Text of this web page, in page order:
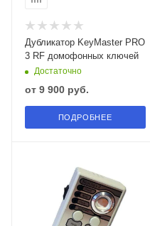
Дубликатор KeyMaster PRO
3 RF домофонных ключей
Достаточно
от 9 900 руб.
ПОДРОБНЕЕ